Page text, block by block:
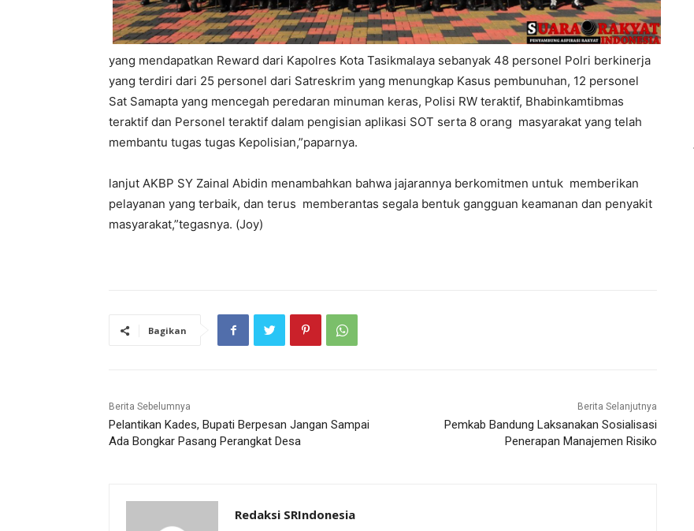
yang mendapatkan Reward dari Kapolres Kota Tasikmalaya sebanyak 48 personel Polri berkinerja
yang terdiri dari 25 personel dari Satreskrim yang menungkap Kasus pembunuhan, 12 personel
Sat Samapta yang mencegah peredaran minuman keras, Polisi RW teraktif, Bhabinkamtibmas
teraktif dan Personel teraktif dalam pengisian aplikasi SOT serta 8 orang masyarakat yang telah
membantu tugas tugas Kepolisian,”paparnya.
lanjut AKBP SY Zainal Abidin menambahkan bahwa jajarannya berkomitmen untuk memberikan
pelayanan yang terbaik, dan terus memberantas segala bentuk gangguan keamanan dan penyakit
masyarakat,”tegasnya. (Joy)
Bagikan
Berita Sebelumnya
Pelantikan Kades, Bupati Berpesan Jangan Sampai
Ada Bongkar Pasang Perangkat Desa
Berita Selanjutnya
Pemkab Bandung Laksanakan Sosialisasi
Penerapan Manajemen Risiko
Redaksi SRIndonesia